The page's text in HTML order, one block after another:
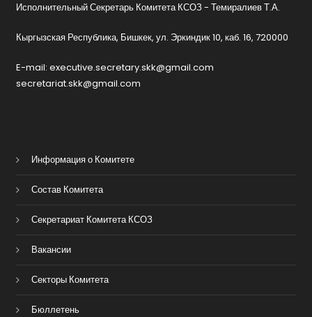
Исполнительный Секретарь Комитета КСОЗ - Темиралиев Т.А.
Кыргызская Республика, Бишкек, ул. Эркиндик 10, каб. 16, 720000
E-mail: executive.secretary.skk@gmail.com
secretariat.skk@gmail.com
Информация о Комитете
Состав Комитета
Секретариат Комитета КСОЗ
Вакансии
Секторы Комитета
Бюллетень